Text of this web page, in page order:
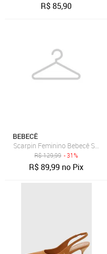
R$85,90
BEBECÊ
Scarpin Feminino Bebecê
R$129,99 - 31%
R$89,99 no Pix